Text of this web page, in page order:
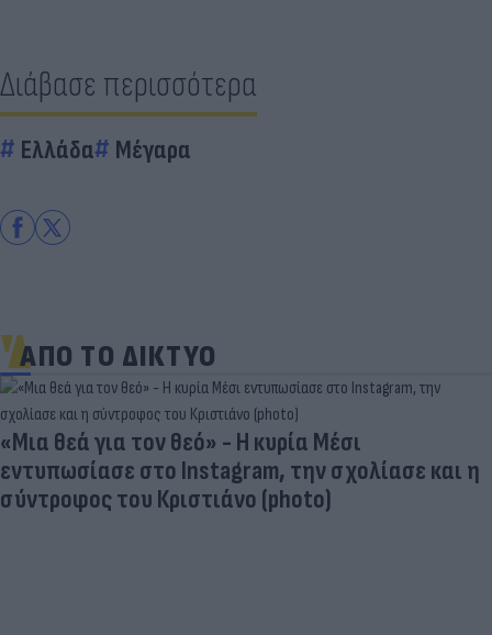
Διάβασε περισσότερα
Ελλάδα Μέγαρα
ΑΠΟ ΤΟ ΔΙΚΤΥΟ
«Μια θεά για τον θεό» - Η κυρία Μέσι
εντυπωσίασε στο Instagram, την σχολίασε και η
σύντροφος του Κριστιάνο (photo)